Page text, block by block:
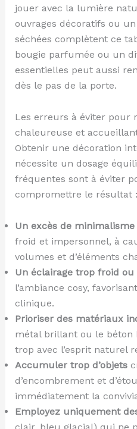
jouer avec la lumière
ouvrages décoratifs ou
séchées complètent ce
bougie parfumée ou un
essentielles peut aussi
dès le pas de la porte.
Les erreurs à éviter pour
chaleureuse et
Obtenir une décoration
nécessite un dosage
fréquentes sont à éviter
compromettre le résultat :
Un excès de minimalisme
froid et impersonnel, à
volumes et d’éléments
Un éclairage trop froid
l’ambiance cosy,
clinique.
Prioriser des matériaux
métal brillant ou le
trop avec l’esprit naturel
Accumuler trop d’objets
d’encombrement et
immédiatement la
Employez uniquement
clair, bleu glacial) qui ne